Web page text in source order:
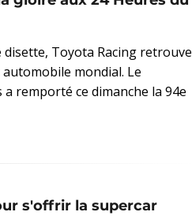
Toyota Racing retrouve
mondial. Le
remporté ce dimanche la 94e
s'offrir la supercar